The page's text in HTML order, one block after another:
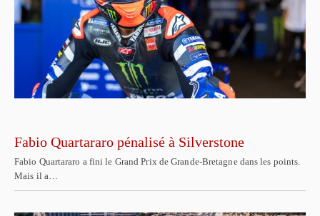
Fabio Quartararo pénalisé à Silverstone
Fabio Quartararo a fini le Grand Prix de Grande-Bretagne dans les points.
Mais il a…